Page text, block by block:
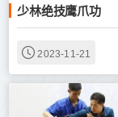
少林绝技鹰爪功
2023-11-21